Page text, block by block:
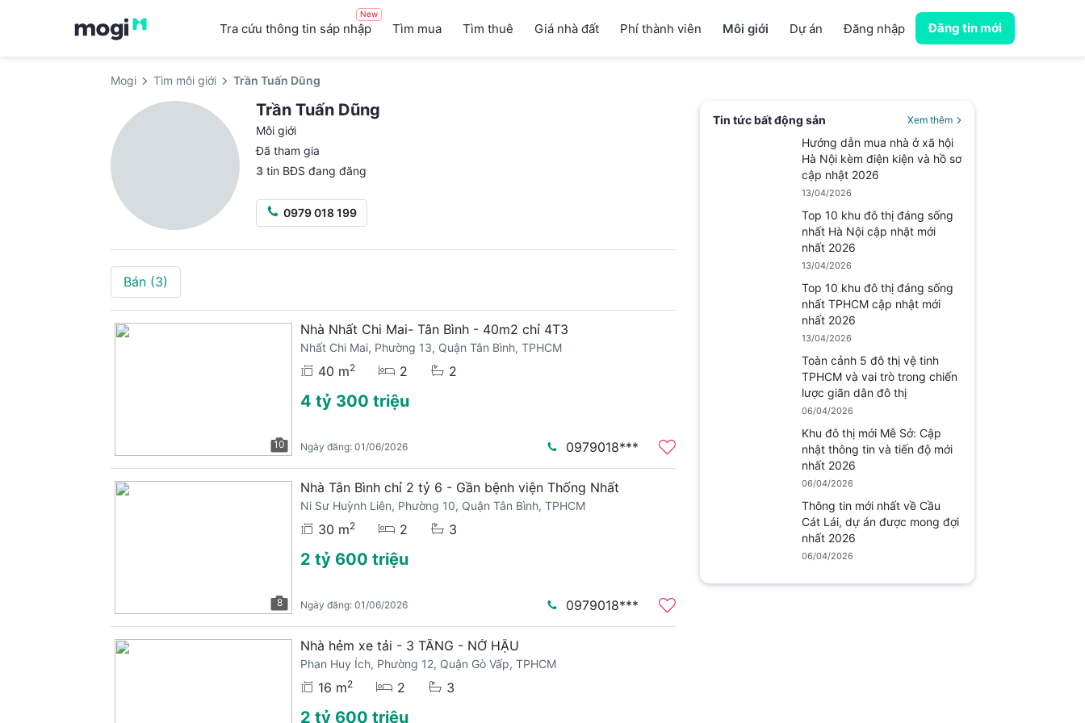
Tra cứu thông tin sáp nhập
New
Tìm mua Tìm thuê Giá nhà đất Phí thành viên Môi giới Dự án Đăng nhập Đăng tin mới
Mogi Tìm môi giới Trần Tuấn Dũng
Trần Tuấn Dũng
Môi giới
Đã tham gia
3 tin BĐS đang đăng
0979 018 199
Bán (3)
10
Nhà Nhất Chi Mai- Tân Bình - 40m2 chỉ 4T3
Nhất Chi Mai, Phường 13, Quận Tân Bình, TPHCM
40 m2 2 2
4 tỷ 300 triệu
Ngày đăng: 01/06/2026 0979018***
8
Nhà Tân Bình chỉ 2 tỷ 6 - Gần bệnh viện Thống Nhất
Ni Sư Huỳnh Liên, Phường 10, Quận Tân Bình, TPHCM
30 m2 2 3
2 tỷ 600 triệu
Ngày đăng: 01/06/2026 0979018***
Nhà hẻm xe tải - 3 TẦNG - NỞ HẬU
Phan Huy Ích, Phường 12, Quận Gò Vấp, TPHCM
16 m2 2 3
2 tỷ 600 triệu
Tin tức bất động sản Xem thêm
Hướng dẫn mua nhà ở xã hội
Hà Nội kèm điện kiện và hồ sơ
cập nhật 2026
13/04/2026
Top 10 khu đô thị đáng sống
nhất Hà Nội cập nhật mới
nhất 2026
13/04/2026
Top 10 khu đô thị đáng sống
nhất TPHCM cập nhật mới
nhất 2026
13/04/2026
Toàn cảnh 5 đô thị vệ tinh
TPHCM và vai trò trong chiến
lược giãn dân đô thị
06/04/2026
Khu đô thị mới Mễ Sở: Cập
nhật thông tin và tiến độ mới
nhất 2026
06/04/2026
Thông tin mới nhất về Cầu
Cát Lái, dự án được mong đợi
nhất 2026
06/04/2026